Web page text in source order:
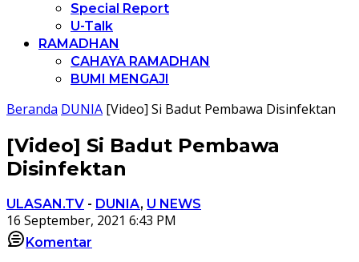
Special Report
U-Talk
RAMADHAN
CAHAYA RAMADHAN
BUMI MENGAJI
Beranda DUNIA [Video] Si Badut Pembawa Disinfektan
[Video] Si Badut Pembawa
Disinfektan
ULASAN.TV - DUNIA, U NEWS
16 September, 2021 6:43 PM
Komentar